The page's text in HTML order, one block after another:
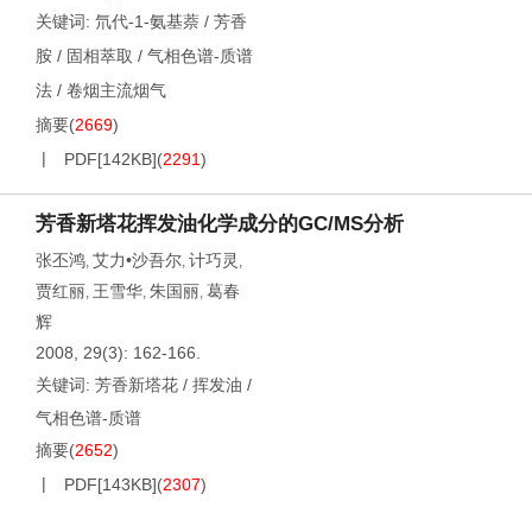
关键词: 氘代-1-氨基萘 / 芳香
胺 / 固相萃取 / 气相色谱-质谱
法 / 卷烟主流烟气
摘要(2669)
PDF[142KB](2291)
芳香新塔花挥发油化学成分的GC/MS分析
张丕鸿, 艾力•沙吾尔, 计巧灵 ,
贾红丽, 王雪华, 朱国丽, 葛春
辉
2008, 29(3): 162-166.
关键词: 芳香新塔花 / 挥发油 /
气相色谱-质谱
摘要(2652)
PDF[143KB](2307)